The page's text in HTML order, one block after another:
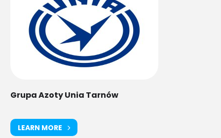
Grupa Azoty Unia Tarnów
LEARN MORE